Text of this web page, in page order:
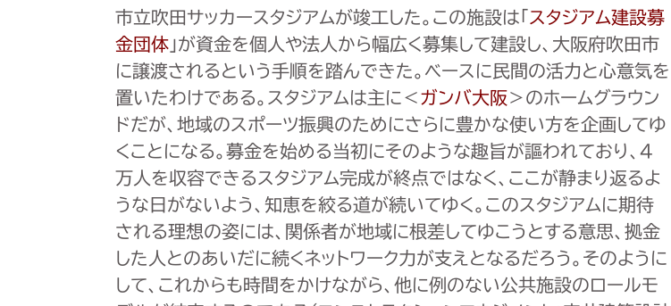
市立吹田サッカースタジアムが竣工した。この施設は「スタジアム建設募
金団体 」が資金を個人や法人から幅広く募集して建設し、大阪府吹田市
に譲渡されるという手順を踏んできた。ベースに民間の活力と心意気を
置いたわけである。スタジアムは主に＜ガンバ大阪＞のホームグラウン
ドだが、地域のスポーツ振興のためにさらに豊かな使い方を企画してゆ
くことになる。募金を始める当初にそのような趣旨が謳われており、4
万人を収容できるスタジアム完成が終点ではなく、ここが静まり返るよ
うな日がないよう、知恵を絞る道が続いてゆく。このスタジアムに期待
される理想の姿には、関係者が地域に根差してゆこうとする意思、拠金
した人とのあいだに続くネットワーク力が支えとなるだろう。そのように
して、これからも時間をかけながら、他に例のない公共施設のロールモ